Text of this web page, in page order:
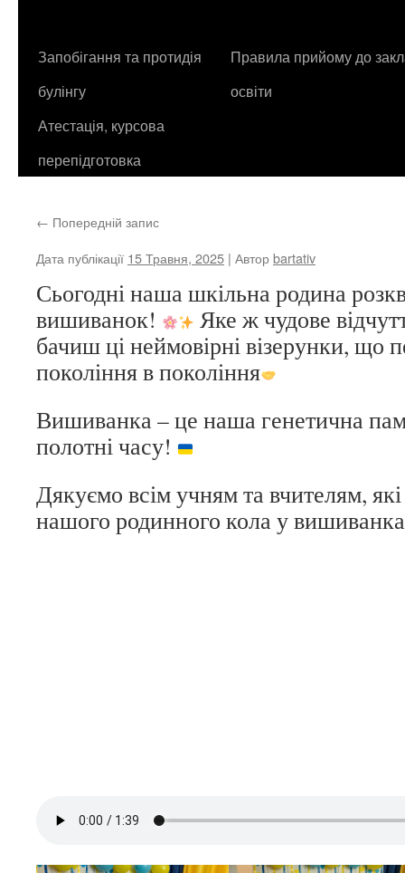
Запобігання та протидія
булінгу
Правила прийому до
освіти
Атестація, курсова
перепідготовка
← Попередній запис
Дата публікації 15 Травня, 2025 | Авторbartativ
Сьогодні наша шкільна родина
вишиванок!
Яке ж чудове
бачиш ці неймовірні візерунки, що
покоління в покоління
Вишиванка – це наша генетична
полотні часу!
Дякуємо всім учням та вчителям,
нашого родинного кола у